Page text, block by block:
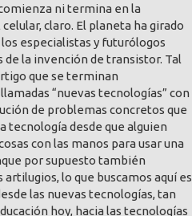
ni termina en la
claro. El planeta ha girado
especialistas y futurólogos
de la invención de transistor. Tal
que se terminan
“nuevas tecnologías” con
de problemas concretos que
tecnología desde que alguien
con las manos para usar una
por supuesto también
artilugios, lo que buscamos aquí es
las nuevas tecnologías, tan
hoy, hacia las tecnologías